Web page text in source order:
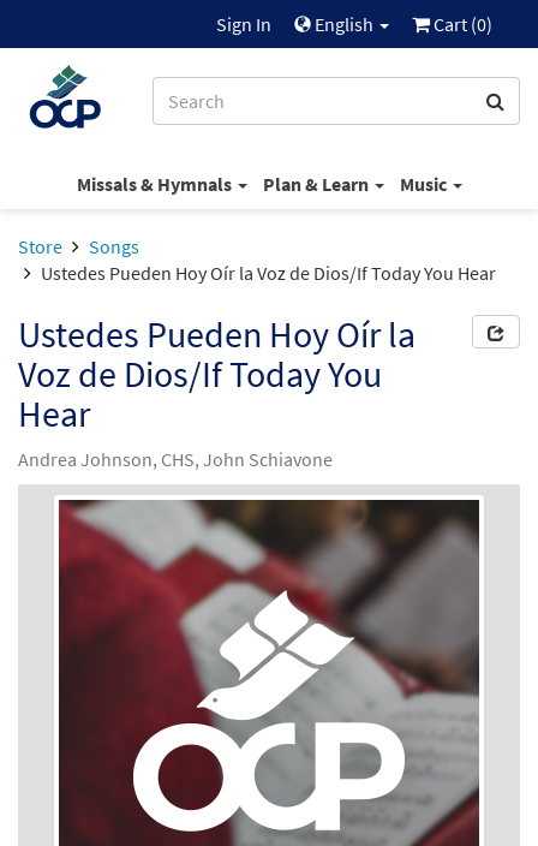
Sign In English Cart (0)
Missals & Hymnals Plan & Learn Music
Store
Songs
Ustedes Pueden Hoy Oír la Voz de Dios/If Today You Hear
Ustedes Pueden Hoy Oír la
Voz de Dios/If Today You
Hear
Andrea Johnson, CHS, John Schiavone